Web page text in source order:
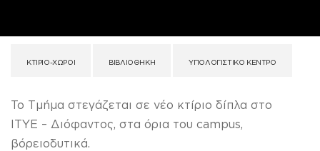
ΚΤΊΡΙΟ-ΧΏΡΟΙ ΒΙΒΛΙΟΘΉΚΗ ΥΠΟΛΟΓΙΣΤΙΚΌ ΚΈΝΤΡΟ
To Τμήμα στεγάζεται σε νέο κτίριο δίπλα στο
ΙTYE – Διόφαντος, στα όρια του campus,
βόρειοδυτικά.